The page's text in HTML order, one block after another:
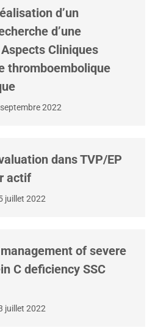
d’un
d’une
Cliniques
thromboembolique
2022
dans TVP/EP
actif
juillet 2022
of severe
C deficiency SSC
juillet 2022